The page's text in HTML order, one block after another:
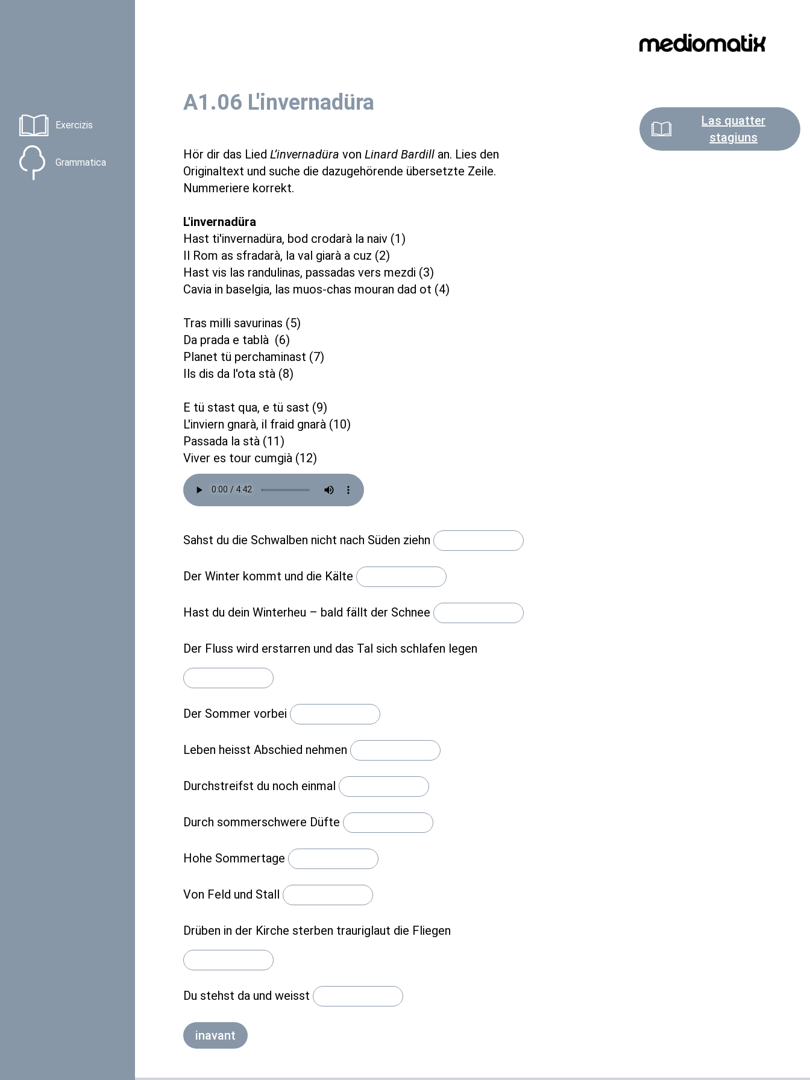
Exercizis
Grammatica
A1.06 L'invernadüra
Hör dir das Lied L’invernadüra von Linard Bardill an. Lies den
Originaltext und suche die dazugehörende übersetzte Zeile.
Nummeriere korrekt.
L'invernadüra
Hast ti'invernadüra, bod crodarà la naiv (1)
Il Rom as sfradarà, la val giarà a cuz (2)
Hast vis las randulinas, passadas vers mezdi (3)
Cavia in baselgia, las muos-chas mouran dad ot (4)
Tras milli savurinas (5)
Da prada e tablà (6)
Planet tü perchaminast (7)
Ils dis da l'ota stà (8)
E tü stast qua, e tü sast (9)
L'inviern gnarà, il fraid gnarà (10)
Passada la stà (11)
Viver es tour cumgià (12)
Sahst du die Schwalben nicht nach Süden ziehn
Der Winter kommt und die Kälte
Hast du dein Winterheu – bald fällt der Schnee
Der Fluss wird erstarren und das Tal sich schlafen legen
Der Sommer vorbei
Leben heisst Abschied nehmen
Durchstreifst du noch einmal
Durch sommerschwere Düfte
Hohe Sommertage
Von Feld und Stall
Drüben in der Kirche sterben trauriglaut die Fliegen
Du stehst da und weisst
inavant
Las quatter
stagiuns